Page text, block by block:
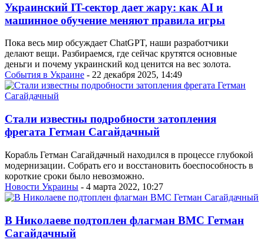
Украинский IT-сектор дает жару: как AI и
машинное обучение меняют правила игры
Пока весь мир обсуждает ChatGPT, наши разработчики
делают вещи. Разбираемся, где сейчас крутятся основные
деньги и почему украинский код ценится на вес золота.
События в Украине - 22 декабря 2025, 14:49
Стали известны подробности затопления
фрегата Гетман Сагайдачный
Корабль Гетман Сагайдачный находился в процессе глубокой
модернизации. Собрать его и восстановить боеспособность в
короткие сроки было невозможно.
Новости Украины - 4 марта 2022, 10:27
В Николаеве подтоплен флагман ВМС Гетман
Сагайдачный